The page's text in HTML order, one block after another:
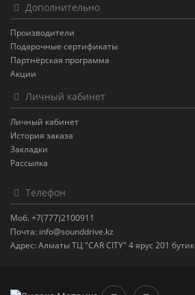
Дополнительно
Производители
Подарочные сертификаты
Партнёрская программа
Акции
Личный кабинет
Личный кабинет
История заказа
Закладки
Рассылка
Телефон
Моб. +7(777)2100911
Почта: info@sounddrive.kz
Адрес: Алматы ТЦ "CAR CITY" 4 ярус 201 бутик